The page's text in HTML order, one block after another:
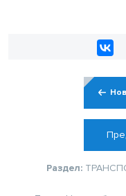
Раздел: